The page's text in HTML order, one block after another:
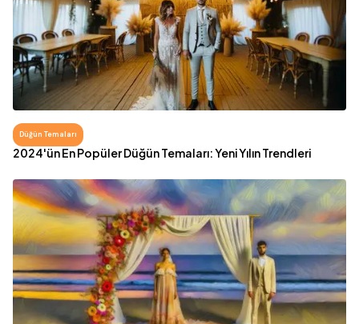
Düğün Temaları
2024'ün En Popüler Düğün Temaları: Yeni Yılın Trendleri